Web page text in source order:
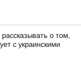
о том,
с украинскими